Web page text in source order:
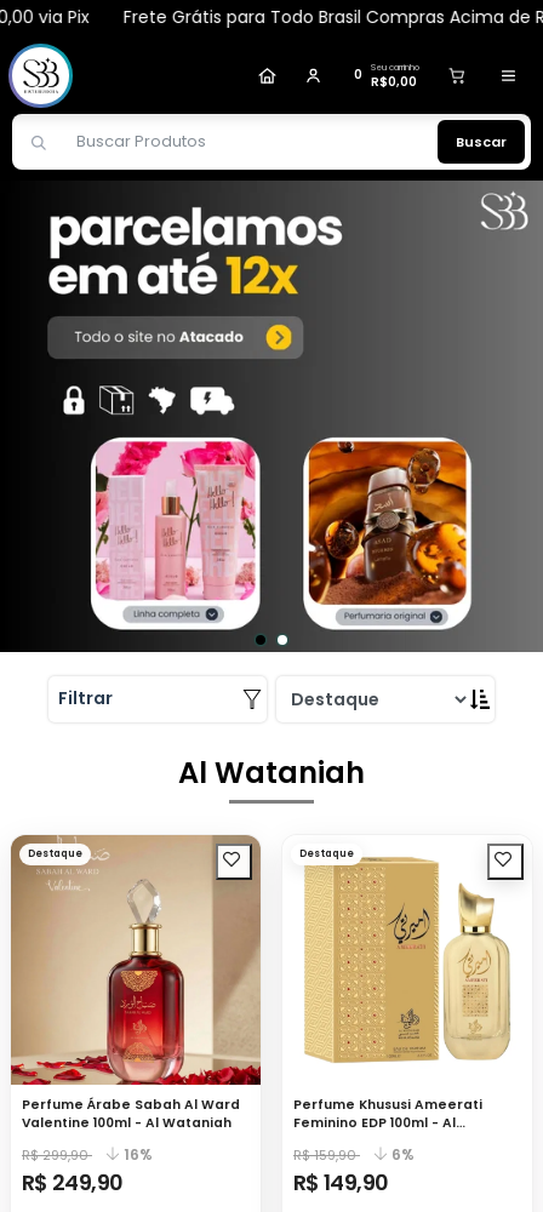
via Pix Frete Grátis para Todo Brasil Compras Acima de
0 Seu carrinho
R$0,00
Buscar
Filtrar
Al Wataniah
Destaque
Perfume Árabe Sabah Al Ward
Valentine 100ml - Al Wataniah
R$ 299,90 16%
R$ 249,90
Destaque
Perfume Khususi Ameerati
Feminino EDP 100ml - Al
R$ 159,90 6%
R$ 149,90
KatianacomprouDeo Colônia Mini Pinguxo
Pedido de R$ 846,40